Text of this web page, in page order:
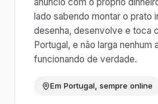
lado sabendo montar o prato
desenha, desenvolve e toca
Portugal, e não larga nenhum
funcionando de verdade.
Em Portugal, sempre online